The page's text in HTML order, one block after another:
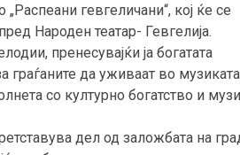
гевгеличани“, кој ќе се
Народен театар- Гевгелија.
пренесувајќи ја богатата
граѓаните да уживаат во музиката
со културно богатство и
дел од заложбата на